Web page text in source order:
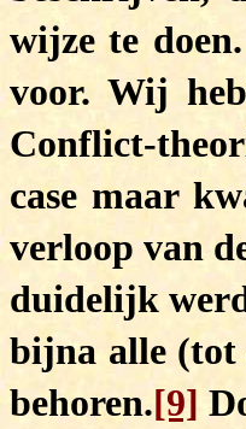
wijze te
voor. Wij
Conflict-
case maar
verloop van
duidelijk
bijna alle (tot
behoren.[9]